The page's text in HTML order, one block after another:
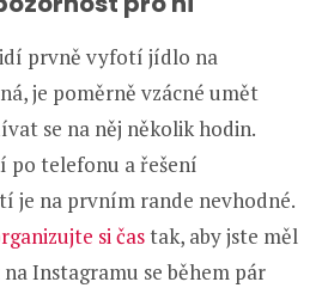
prvně vyfotí jídlo na
je poměrně vzácné umět
se na něj několik hodin.
po telefonu a řešení
je na prvním rande nevhodné.
si častak, aby jste měl
Instagramu se během pár